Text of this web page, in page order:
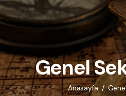
Genel
Anasayfa /